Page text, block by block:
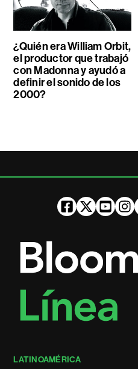
¿Quién era William Orbit,
el productor que trabajó
con Madonna y ayudó a
definir el sonido de los
2000?
LATINOAMÉRICA